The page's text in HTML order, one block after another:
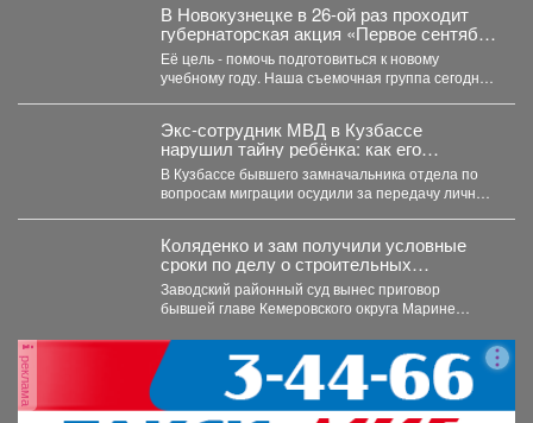
В Новокузнецке в 26-ой раз проходит
губернаторская акция «Первое сентября
каждому школьнику».
Её цель - помочь подготовиться к новому
учебному году. Наша съемочная группа сегодня
Экс-сотрудник МВД в Кузбассе
нарушил тайну ребёнка: как его
наказали
В Кузбассе бывшего замначальника отдела по
вопросам миграции осудили за передачу личных
Коляденко и зам получили условные
сроки по делу о строительных
махинациях
Заводский районный суд вынес приговор
бывшей главе Кемеровского округа Марине
реклама